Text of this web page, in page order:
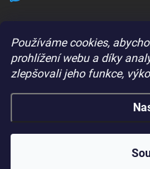
Používáme cookies,
prohlížení webu a díky
zlepšovali jeho funkce,
Copyright 20261Pohony.cz.